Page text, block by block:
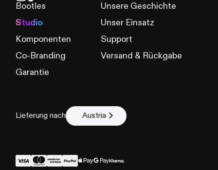
Bootles
Studio
Komponenten
Co-Branding
Garantie
Unsere Geschichte
Unser Einsatz
Support
Versand & Rückgabe
Lieferung nach Austria